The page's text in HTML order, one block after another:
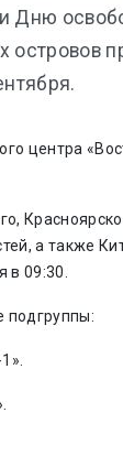
и Дню
островов
центра
а также
в 09:30.
подгруппы: